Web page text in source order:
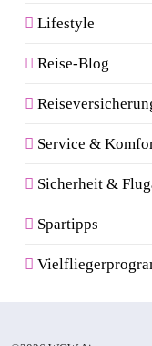
Lifestyle
Reise-Blog
Service &
Sicherheit &
Spartipps